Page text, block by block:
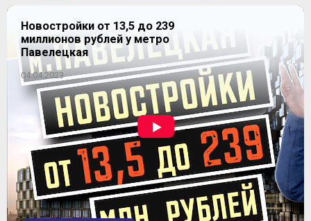
56,26-179,3 м2
от 8 617 712
~ 125 607 ₽
динамика цен
ЖК "Десятка"
Новостройки от 13,5 до 239
миллионов рублей у метро
Павелецкая
04.04.2023